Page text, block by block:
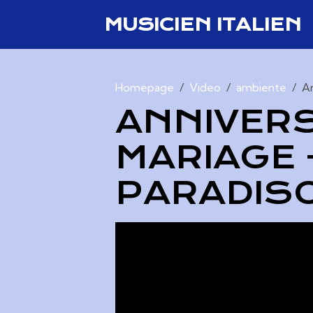
MUSICIEN ITALIEN
Homepage Video ambiente
MARIAGE